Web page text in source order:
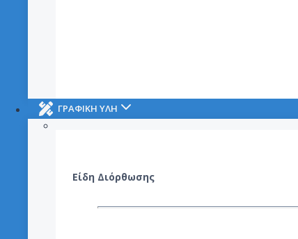
ΓΡΑΦΙΚΗ ΥΛΗ
Είδη Διόρθωσης